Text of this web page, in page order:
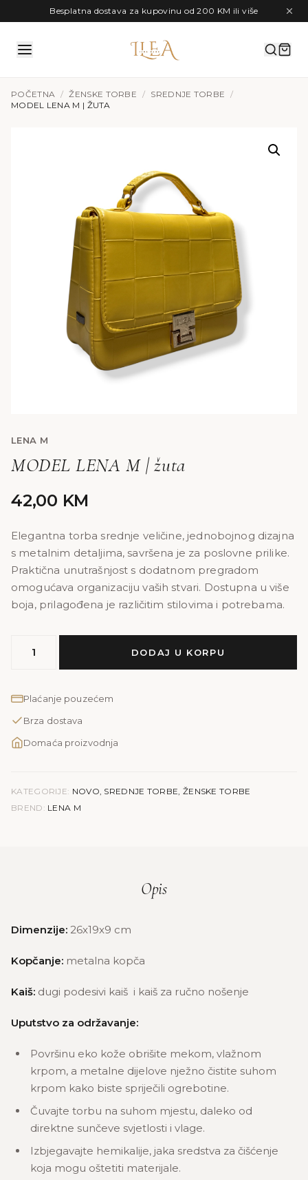
Preskoči na sadržajBesplatna dostava za kupovinu od 200 KM ili više
POČETNA / ŽENSKE TORBE / SREDNJE TORBE
/
MODEL LENA M | ŽUTA
LENA M
MODEL LENA M | žuta
42,00 KM
Elegantna torba srednje veličine, jednobojnog dizajna
s metalnim detaljima, savršena je za poslovne prilike.
Praktična unutrašnjost s dodatnom pregradom
omogućava organizaciju vaših stvari. Dostupna u više
boja, prilagođena je različitim stilovima i potrebama.
LENA
|
količina
DODAJ U KORPU
Plaćanje pouzećem
Brza dostava
Domaća proizvodnja
KATEGORIJE: NOVO, SREDNJE TORBE, ŽENSKE TORBE
BREND: LENA M
Opis
Dimenzije: 26x19x9 cm
Kopčanje: metalna kopča
Kaiš: dugi podesivi kaiš i kaiš za ručno nošenje
Uputstvo za održavanje:
Površinu eko kože obrišite mekom, vlažnom
krpom, a metalne dijelove nježno čistite suhom
krpom kako biste spriječili ogrebotine.
Čuvajte torbu na suhom mjestu, daleko od
direktne sunčeve svjetlosti i vlage.
Izbjegavajte hemikalije, jaka sredstva za čišćenje
koja mogu oštetiti materijale.